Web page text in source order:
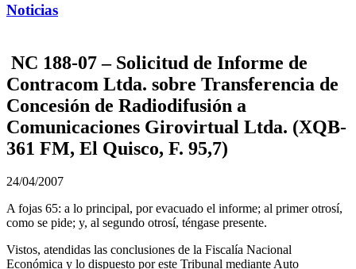
Noticias
NC 188-07 – Solicitud de Informe de
Contracom Ltda. sobre Transferencia de
Concesión de Radiodifusión a
Comunicaciones Girovirtual Ltda. (XQB-
361 FM, El Quisco, F. 95,7)
24/04/2007
A fojas 65: a lo principal, por evacuado el informe; al primer otrosí,
como se pide; y, al segundo otrosí, téngase presente.
Vistos, atendidas las conclusiones de la Fiscalía Nacional
Económica y lo dispuesto por este Tribunal mediante Auto